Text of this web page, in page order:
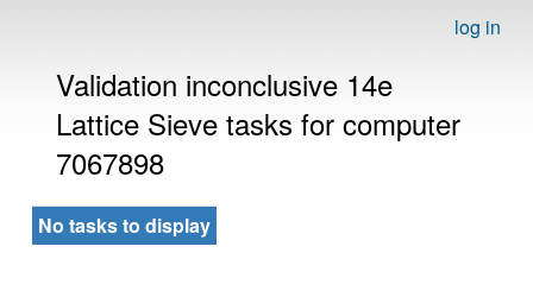
log in
Validation inconclusive 14e
Lattice Sieve tasks for computer
7067898
No tasks to display